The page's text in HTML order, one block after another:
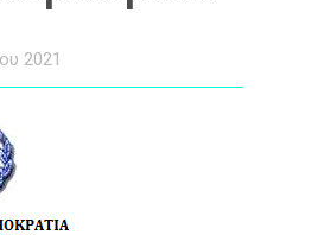
2021